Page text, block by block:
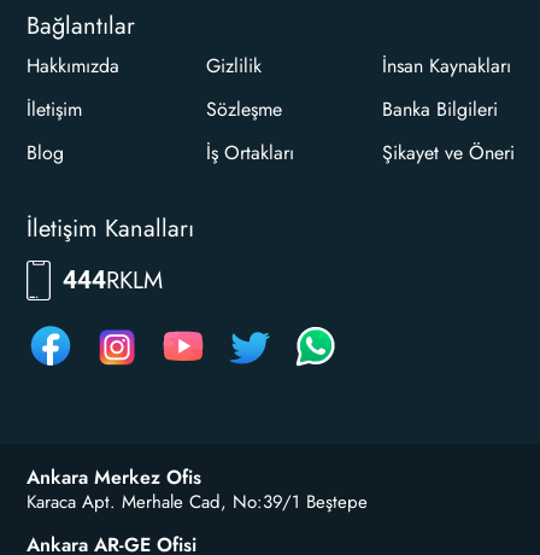
Bağlantılar
Hakkımızda
İletişim
Blog
Gizlilik
Sözleşme
İş Ortakları
İnsan Kaynakları
Banka Bilgileri
Şikayet ve Öneri
İletişim Kanalları
444RKLM
Ankara Merkez Ofis
Karaca Apt. Merhale Cad, No:39/1 Beştepe
Ankara AR-GE Ofisi